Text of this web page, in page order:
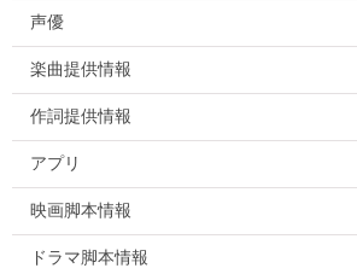
声優
楽曲提供情報
作詞提供情報
アプリ
映画脚本情報
ドラマ脚本情報